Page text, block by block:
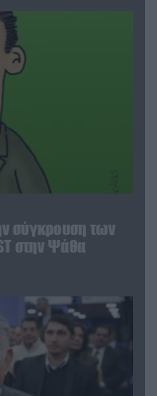
σύγκρουση των
στην Ψάθα